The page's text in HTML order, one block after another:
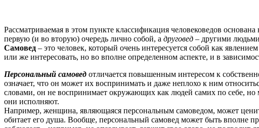
Рассматриваемая в этом пункте классификация человековедов
первую (и во вторую) очередь лично собой, а друговед – другими
Самовед – это человек, который очень интересуется собой как
или же интересовать, но во вполне определенном аспекте, и в
Персональный самовед отличается повышенным интересом к
означает, что он может их воспринимать и даже неплохо к ним
словами, он не воспринимает окружающих как людей самих по себе, но
они исполняют.
Например, женщина, являющаяся персональным самоведом, может
обитает его душа. Вообще, персональный самовед может быть